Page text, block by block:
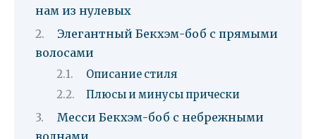
нам из нулевых
Элегантный Бекхэм-боб с прямыми
волосами
Описание стиля
Плюсы и минусы прически
Месси Бекхэм-боб с небрежными